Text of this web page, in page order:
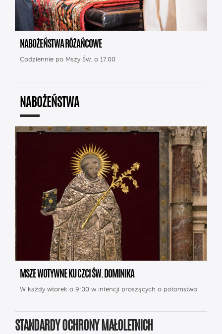
NABOŻEŃSTWA RÓŻAŃCOWE
Codziennie po Mszy Św. o 17.00
NABOŻEŃSTWA
MSZE WOTYWNE KU CZCI ŚW. DOMINIKA
W każdy wtorek o 9:00 w intencji proszących o potomstwo.
STANDARDY OCHRONY MAŁOLETNICH